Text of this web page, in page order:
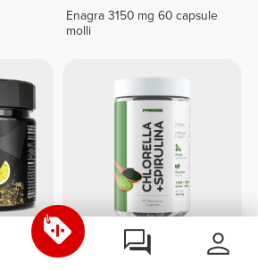
Enagra 3150 mg 60 capsule
molli
€11.99